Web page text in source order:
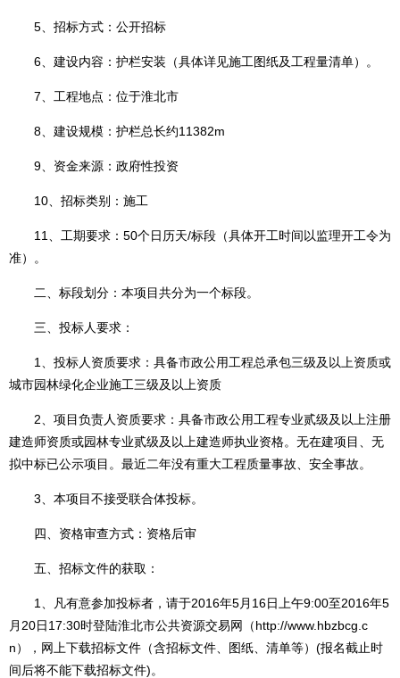
5、招标方式：公开招标
6、建设内容：护栏安装（具体详见施工图纸及工程量清单）。
7、工程地点：位于淮北市
8、建设规模：护栏总长约11382m
9、资金来源：政府性投资
10、招标类别：施工
11、工期要求：50个日历天/标段（具体开工时间以监理开工令为
准）。
二、标段划分：本项目共分为一个标段。
三、投标人要求：
1、投标人资质要求：具备市政公用工程总承包三级及以上资质或
城市园林绿化企业施工三级及以上资质
2、项目负责人资质要求：具备市政公用工程专业贰级及以上注册
建造师资质或园林专业贰级及以上建造师执业资格。无在建项目、无
拟中标已公示项目。最近二年没有重大工程质量事故、安全事故。
3、本项目不接受联合体投标。
四、资格审查方式：资格后审
五、招标文件的获取：
1、凡有意参加投标者，请于2016年5月16日上午9:00至2016年5
月20日17:30时登陆淮北市公共资源交易网（http://www.hbzbcg.c
n），网上下载招标文件（含招标文件、图纸、清单等）(报名截止时
间后将不能下载招标文件)。